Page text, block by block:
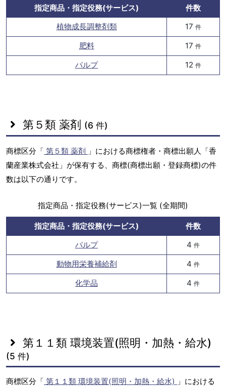
指定商品・指定役務(サービス)
件数
植物成長調整剤類
17 件
肥料 17 件
パルプ 12 件
第５類 薬剤 (6 件)
商標区分「 第５類 薬剤 」における商標権者・商標出願人「香
蘭産業株式会社」が保有する、商標(商標出願・登録商標)の件
数は以下の通りです。
指定商品・指定役務(サービス)一覧 (全期間)
指定商品・指定役務(サービス)
件数
パルプ
4 件
動物用栄養補給剤 4 件
化学品 4 件
第１１類 環境装置(照明・加熱・給水)
(5 件)
商標区分「 第１１類 環境装置(照明・加熱・給水) 」における